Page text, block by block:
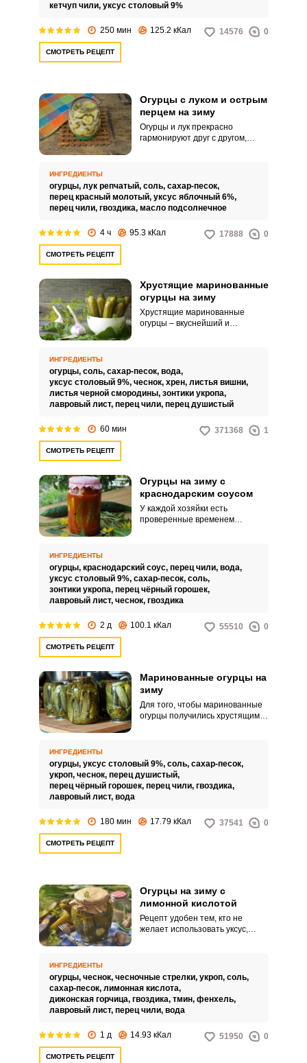
кетчуп чили, уксус столовый 9%
250 мин 125.2 кКал 14576 0
СМОТРЕТЬ РЕЦЕПТ
Огурцы с луком и острым
перцем на зиму
Огурцы и лук прекрасно
гармонируют друг с другом,
готовится очень просто, однако
нужно помнить о том, что
предварительно их нужно
подержать с солью некоторое
ИНГРЕДИЕНТЫ
огурцы, лук репчатый, соль, сахар-песок,
перец красный молотый, уксус яблочный 6%,
перец чили, гвоздика, масло подсолнечное
4 ч 95.3 кКал 17888 0
СМОТРЕТЬ РЕЦЕПТ
Хрустящие маринованные
огурцы на зиму
Хрустящие маринованные
огурцы – вкуснейший и
или сладкие огурцы.
ИНГРЕДИЕНТЫ
огурцы, соль, сахар-песок, вода,
уксус столовый 9%, чеснок, хрен, листья вишни,
листья черной смородины, зонтики укропа,
лавровый лист, перец чили, перец душистый
60 мин 371368 1
СМОТРЕТЬ РЕЦЕПТ
Огурцы на зиму с
краснодарским соусом
У каждой хозяйки есть
проверенные временем
ИНГРЕДИЕНТЫ
огурцы, краснодарский соус, перец чили, вода,
уксус столовый 9%, сахар-песок, соль,
зонтики укропа, перец чёрный горошек,
лавровый лист, чеснок, гвоздика
2 д 100.1 кКал 55510 0
СМОТРЕТЬ РЕЦЕПТ
Маринованные огурцы на
зиму
Для того, чтобы маринованные
огурцы получились хрустящими
закуска к мясу и картошке, а еще
у вас под рукой всегда будет
необходимый ингредиент для
многих салатов.
ИНГРЕДИЕНТЫ
огурцы, уксус столовый 9%, соль, сахар-песок,
укроп, чеснок, перец душистый,
перец чёрный горошек, перец чили, гвоздика,
лавровый лист, вода
180 мин 17.79 кКал 37541 0
СМОТРЕТЬ РЕЦЕПТ
Огурцы на зиму с
лимонной кислотой
Рецепт удобен тем, кто не
желает использовать уксус,
остроты огурцам придают
горошины горчицы.
ИНГРЕДИЕНТЫ
огурцы, чеснок, чесночные стрелки, укроп, соль,
сахар-песок, лимонная кислота,
дижонская горчица, гвоздика, тмин, фенхель,
лавровый лист, перец чили, вода
1 д 14.93 кКал 51950 0
СМОТРЕТЬ РЕЦЕПТ